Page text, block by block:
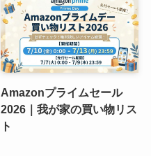
Amazonプライムセール
2026｜我が家の買い物リス
ト